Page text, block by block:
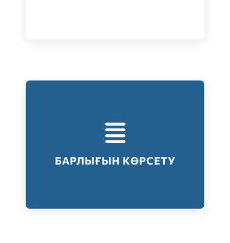
БАРЛЫҒЫН КӨРСЕТУ
Тестілеудің барлық түрлері
Барлығын көрсету